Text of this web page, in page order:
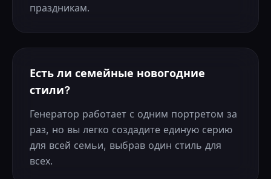
праздникам.
Есть ли семейные новогодние
стили?
Генератор работает с одним портретом за
раз, но вы легко создадите единую серию
для всей семьи, выбрав один стиль для
всех.